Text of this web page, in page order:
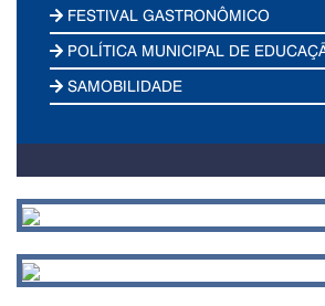
FESTIVAL GASTRONÔMICO
POLÍTICA MUNICIPAL DE
SAMOBILIDADE